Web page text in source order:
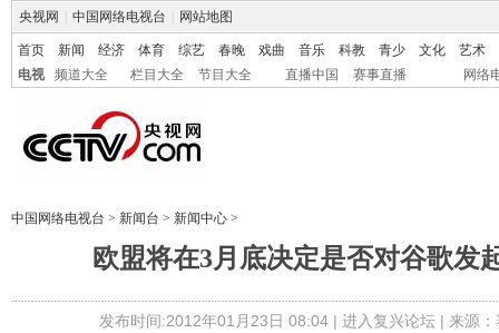
央视网 中国网络电视台 网站地图
首页 新闻 经济 体育 综艺 春晚 戏曲 音乐 科教 青少 文化
艺术
电视
频道大全 栏目大全 节目大全 直播中国 赛事直播 网络
中国网络电视台 > 新闻台 > 新闻中心 >
欧盟将在3月底决定是否对谷歌发
发布时间:2012年01月23日 08:04 | 进入复兴论坛| 来源